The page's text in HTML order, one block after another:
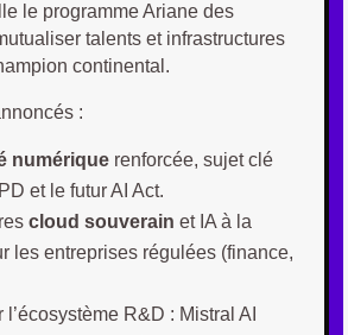
le programme Ariane des
talents et infrastructures
continental.
:
numérique renforcée, sujet clé
et le futur AI Act.
cloud souverain et IA à la
les entreprises régulées (finance,
R&D : Mistral AI